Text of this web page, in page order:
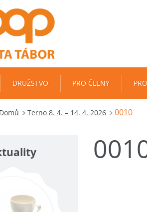
DRUŽSTVO PRO ČLENY
Domů Terno 8. 4. – 14. 4. 2026 0010